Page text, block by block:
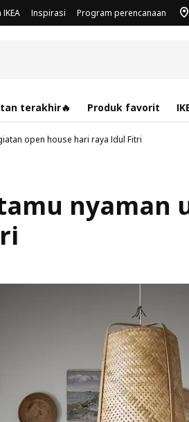
Inspirasi Program perencanaan
terakhir🔥 Produk favorit
open house hari raya Idul Fitri
nyaman